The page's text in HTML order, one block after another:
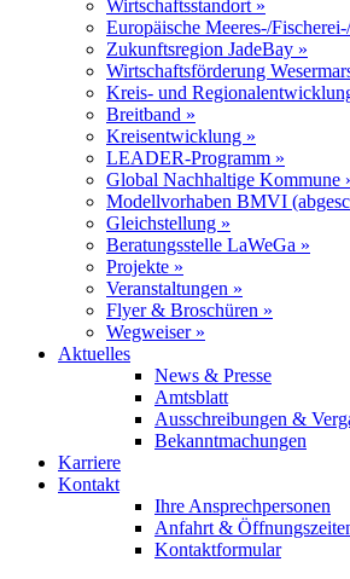
Wirtschaftsstandort »
Europäische Meeres-/
Zukunftsregion JadeBay »
Wirtschaftsförderung
Kreis- und
Breitband »
Kreisentwicklung »
LEADER-Programm »
Global Nachhaltige Kommune
Modellvorhaben BMVI
Gleichstellung »
Beratungsstelle LaWeGa »
Projekte »
Veranstaltungen »
Flyer & Broschüren »
Wegweiser »
Aktuelles
News & Presse
Amtsblatt
Ausschreibungen &
Bekanntmachungen
Karriere
Kontakt
Ihre Ansprechpersonen
Anfahrt &
Kontaktformular